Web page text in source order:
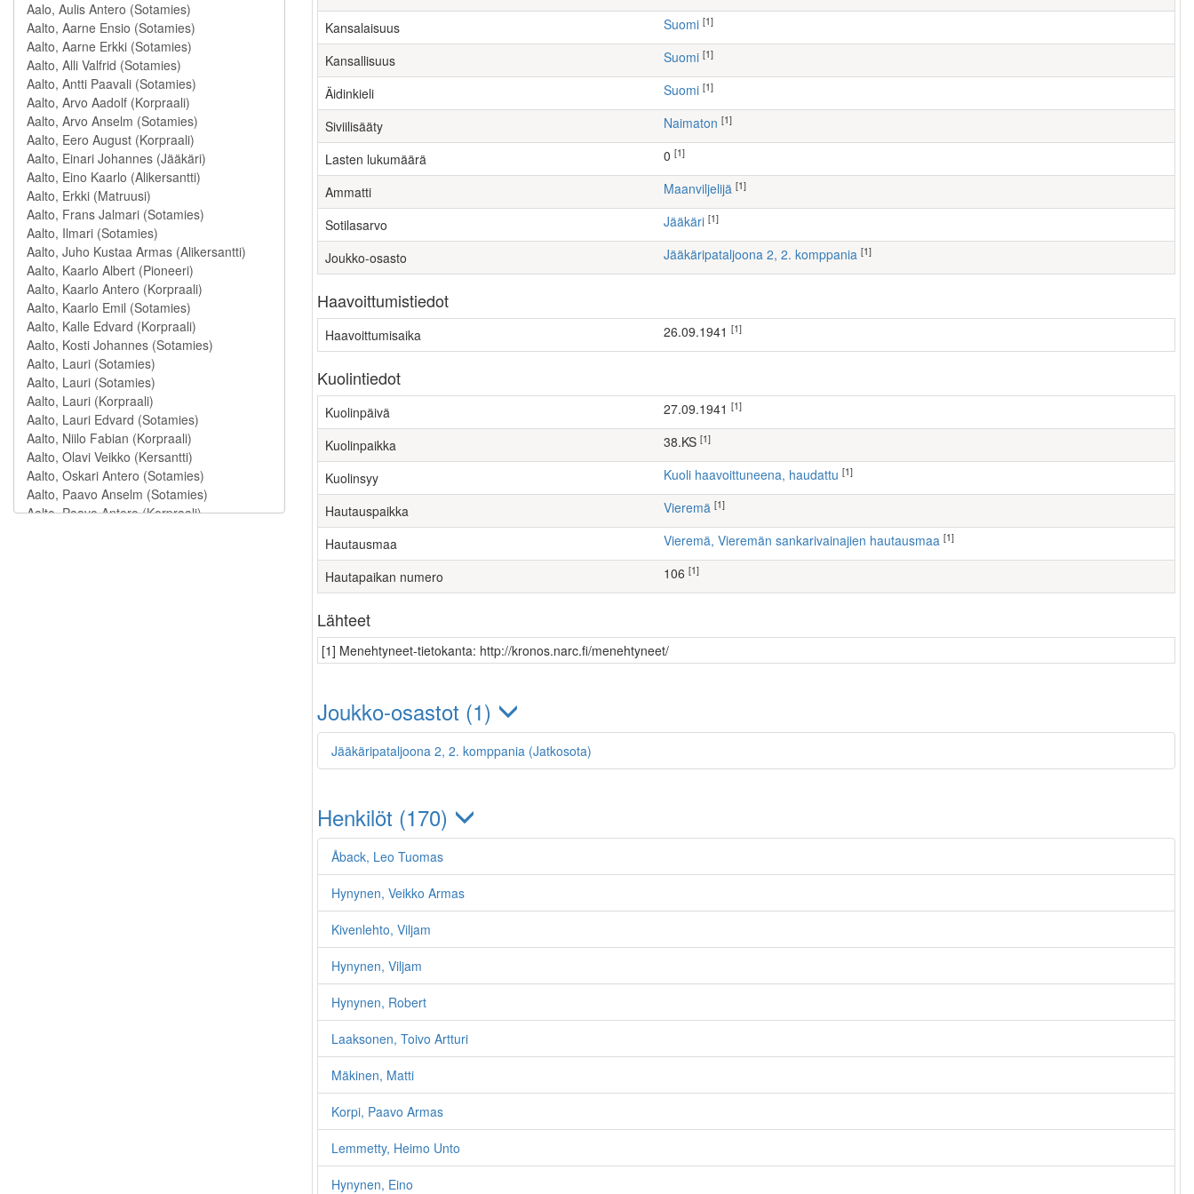
Kansalaisuus Suomi [1]
Kansallisuus Suomi [1]
Äidinkieli Suomi [1]
Siviilisääty Naimaton [1]
Lasten lukumäärä [1]
Ammatti maanviljelijä [1]
Sotilasarvo Jääkäri [1]
Joukko-osasto Jääkäripataljoona 2, 2. komppania [1]
Haavoittumistiedot
Haavoittumisaika 26.09.1941 [1]
Kuolintiedot
Kuolinpäivä 27.09.1941 [1]
Kuolinpaikka 38.KS [1]
Kuolinsyy Kuoli haavoittuneena, haudattu [1]
Hautauspaikka Vieremä [1]
Hautausmaa Vieremä, Vieremän sankarivainajien hautausmaa [1]
Hautapaikan numero 106 [1]
Lähteet
[1] Menehtyneet-tietokanta: http://kronos.narc.fi/menehtyneet/
Joukko-osastot (1)
Jääkäripataljoona 2, 2. komppania (Jatkosota)
Henkilöt (170)
Åback, Leo Tuomas
Hynynen, Veikko Armas
Kivenlehto, Viljam
Hynynen, Viljam
Hynynen, Robert
Laaksonen, Toivo Artturi
Mäkinen, Matti
Korpi, Paavo Armas
Lemmetty, Heimo Unto
Hynynen, Eino